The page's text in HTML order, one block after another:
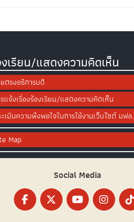
เรียน/แสดงความคิดเห็น
ตรงอธิการบดี
แจ้งเรื่องร้องเรียน/แสดงความคิดเห็น
เมินความพึงพอใจในการใช้งานเว็บไซต์ มฟล.
Map
Social Media